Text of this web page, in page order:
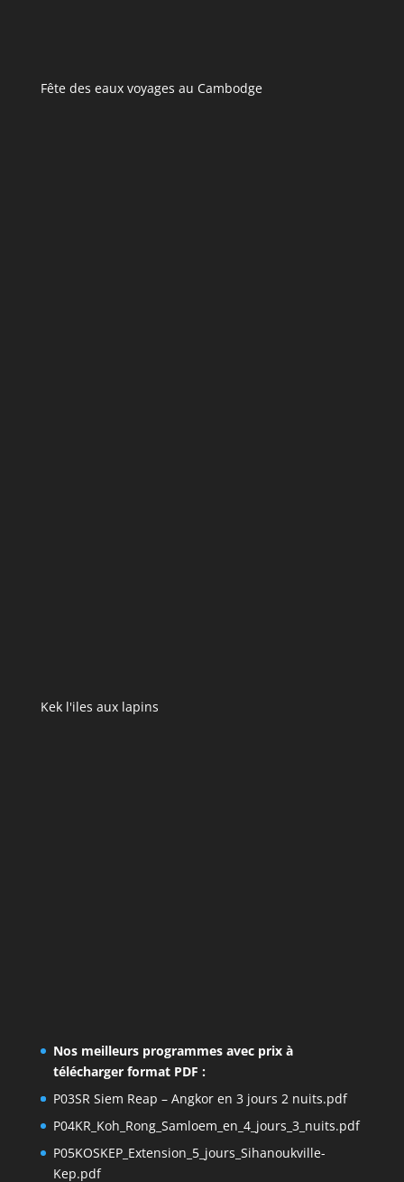
Fête des eaux voyages au Cambodge
Kek l'iles aux lapins
Nos meilleurs programmes avec prix à
télécharger format PDF :
P03SR Siem Reap – Angkor en 3 jours 2 nuits.pdf
P04KR_Koh_Rong_Samloem_en_4_jours_3_nuits.pdf
P05KOSKEP_Extension_5_jours_Sihanoukville-
Kep.pdf